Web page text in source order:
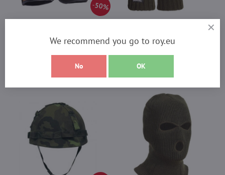
50%
Skladom - odosielame ihneď
9,95 €
Skladom - odosielame ihneď
13,95 €
We recommend you go to roy.eu
No OK